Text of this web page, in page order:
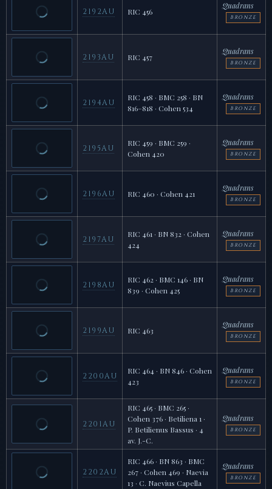
2192AU RIC 456
Quadrans
BRONZE
2193AU RIC 457
Quadrans
BRONZE
2194AU
RIC 458 · BMC 258 · BN
816–818 · Cohen 534
Quadrans
BRONZE
2195AU
RIC 459 · BMC 259 ·
Cohen 420
Quadrans
BRONZE
2196AU RIC 460 · Cohen 421
Quadrans
BRONZE
2197AU
RIC 461 · BN 832 · Cohen
424
Quadrans
BRONZE
2198AU
RIC 462 · BMC 146 · BN
839 · Cohen 425
Quadrans
BRONZE
2199AU RIC 463
Quadrans
BRONZE
2200AU
RIC 464 · BN 846 · Cohen
423
Quadrans
BRONZE
2201AU
RIC 465 · BMC 265 ·
Cohen 376 · Betiliena 1 ·
P. Betilienus Bassus · 4
av. J.-C.
Quadrans
BRONZE
2202AU
RIC 466 · BN 863 · BMC
267 · Cohen 469 · Naevia
13 · C. Naevius Capella
Quadrans
BRONZE